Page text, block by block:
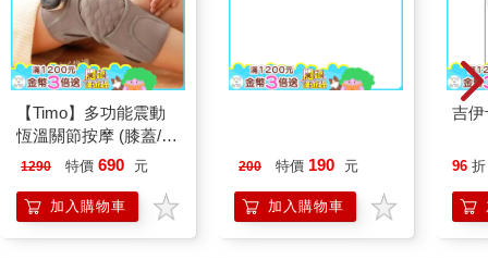
3.除了腰果奶不用過濾外，將其倒入過濾袋，用手將植物奶擠出
即完成。裝進玻璃瓶內，冷藏可保存三至五天。燕麥奶因為是使
用加熱過的熟燕麥，保存時間較短，三天內食用完為佳。
●電鍋豆漿
〔食材〕
台灣本土黃豆 1杯（150g），冷水浸泡隔夜
過濾水 5¼杯（1050g）
【Timo】多功能震動
恆溫關節按摩 (膝蓋/
肩/手肘通用) 無線充電
膝熱敷 【單入組】
1290 特價 690 元
加入購物車
200 特價 190 元
加入購物車
吉
96 折